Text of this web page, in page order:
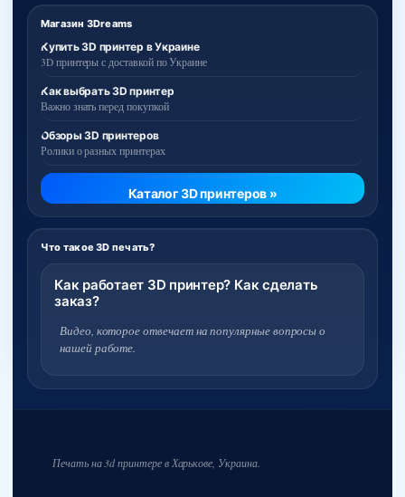
Магазин 3Dreams
Купить 3D принтер в Украине
3D принтеры с доставкой по Украине
Как выбрать 3D принтер
Важно знать перед покупкой
Обзоры 3D принтеров
Ролики о разных принтерах
Каталог 3D принтеров »
Что такое 3D печать?
Как работает 3D принтер? Как сделать
заказ?
Видео, которое отвечает на популярные вопросы о
нашей работе.
Печать на 3d принтере в Харькове, Украина.